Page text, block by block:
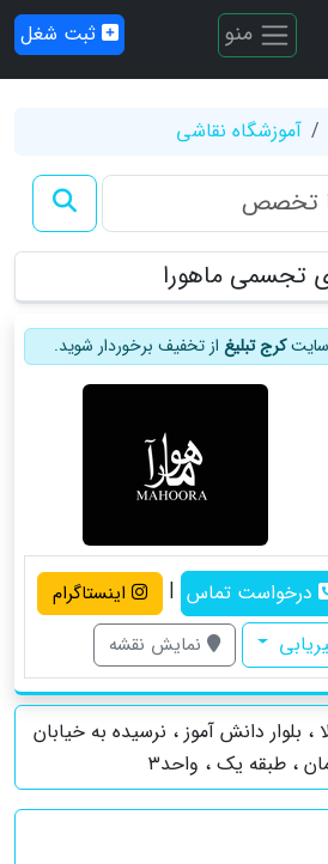
منو ثبت شغل
آموزشگاه نقاشی
تجسمی ماهورا
سایتکرج تبلیغ از تخفیف برخوردار شوید.
درخواست تماس | اینستاگرام
نمایش نقشه
، بلوار دانش آموز ، نرسیده به خیابان
، طبقه یک ، واحد۳